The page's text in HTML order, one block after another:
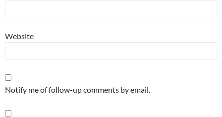
Website
Notify me of follow-up comments by email.